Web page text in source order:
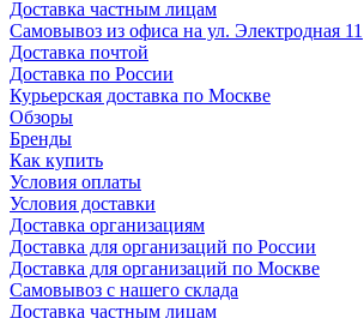
Доставка частным лицам
Самовывоз из офиса на ул. Электродная 11
Доставка почтой
Доставка по России
Курьерская доставка по Москве
Обзоры
Бренды
Как купить
Условия оплаты
Условия доставки
Доставка организациям
Доставка для организаций по России
Доставка для организаций по Москве
Самовывоз с нашего склада
Доставка частным лицам